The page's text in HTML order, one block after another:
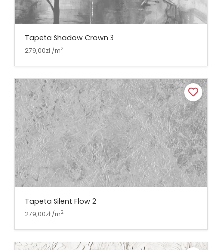
Tapeta Shadow Crown 3
279,00zł /m2
Tapeta Silent Flow 2
279,00zł /m2